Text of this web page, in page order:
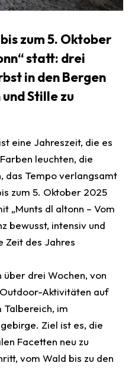
zum 5. Oktober
statt: drei
in den Bergen
Stille zu
eine Jahreszeit, die es
leuchten, die
das Tempo verlangsamt
zum 5. Oktober 2025
„Munts dl altonn – Vom
bewusst, intensiv und
Zeit des Jahres
drei Wochen, von
Aktivitäten auf
Talbereich, im
Ziel ist es, die
Facetten neu zu
vom Wald bis zu den